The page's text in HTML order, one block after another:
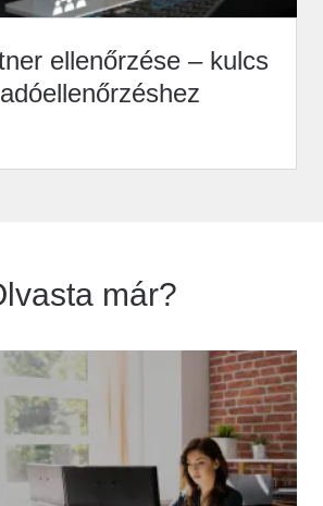
ellenőrzése – kulcs
már?